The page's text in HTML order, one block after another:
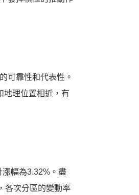
可靠性和代表性。
地理位置相近，有
幅為3.32%。盡
各次分區的變動率